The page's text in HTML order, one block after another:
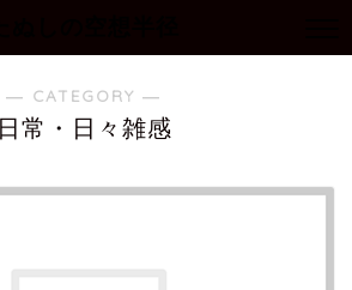
― CATEGORY ―
日常・日々雑感